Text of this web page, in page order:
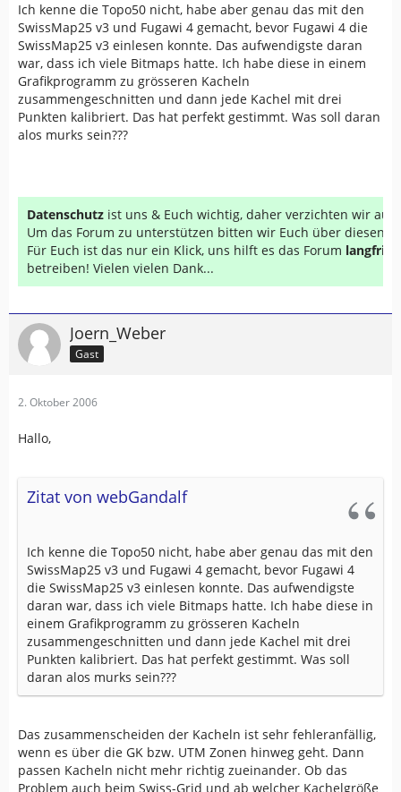
Ich kenne die Topo50 nicht, habe aber genau das mit den
SwissMap25 v3 und Fugawi 4 gemacht, bevor Fugawi 4 die
SwissMap25 v3 einlesen konnte. Das aufwendigste daran
war, dass ich viele Bitmaps hatte. Ich habe diese in einem
Grafikprogramm zu grösseren Kacheln
zusammengeschnitten und dann jede Kachel mit drei
Punkten kalibriert. Das hat perfekt gestimmt. Was soll daran
alos murks sein???
Datenschutz ist uns & Euch wichtig, daher verzichten wir auf
Um das Forum zu unterstützen bitten wir Euch über diesen
Für Euch ist das nur ein Klick, uns hilft es das Forum
betreiben! Vielen vielen Dank...
Joern_Weber
Gast
2. Oktober 2006
Hallo,
Zitat von webGandalf
Ich kenne die Topo50 nicht, habe aber genau das mit den
SwissMap25 v3 und Fugawi 4 gemacht, bevor Fugawi 4
die SwissMap25 v3 einlesen konnte. Das aufwendigste
daran war, dass ich viele Bitmaps hatte. Ich habe diese in
einem Grafikprogramm zu grösseren Kacheln
zusammengeschnitten und dann jede Kachel mit drei
Punkten kalibriert. Das hat perfekt gestimmt. Was soll
daran alos murks sein???
Das zusammenscheiden der Kacheln ist sehr fehleranfällig,
wenn es über die GK bzw. UTM Zonen hinweg geht. Dann
passen Kacheln nicht mehr richtig zueinander. Ob das
Problem auch beim Swiss-Grid und ab welcher Kachelgröße